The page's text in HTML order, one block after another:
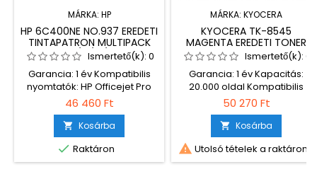
MÁRKA: HP
HP 6C400NE NO.937 EREDETI
TINTAPATRON MULTIPACK
(BK/C/M/Y)
Ismertető(k): 0
Garancia: 1 év Kompatibilis
nyomtatók: HP Officejet Pro
9110 HP Officejet Pro 9110b HP
Officejet Pro 9120 HP Officejet
Pro 9120b HP Officejet Pro
9122e HP Officejet Pro 9125e
HP Officejet Pro 9130 HP
Officejet Pro 9130b HP
46 460 Ft
 Kosárba
 Raktáron
MÁRKA: KYOCERA
KYOCERA TK-8545
MAGENTA EREDETI TONER
(1T02YMBNL0)
Ismertető(k): 0
Garancia: 1 év Kapacitás:
20.000 oldal Kompatibilis
nyomtatók: Kyocera TASKalfa
4054ci
50 270 Ft
 Kosárba
 Utolsó tételek a raktáron